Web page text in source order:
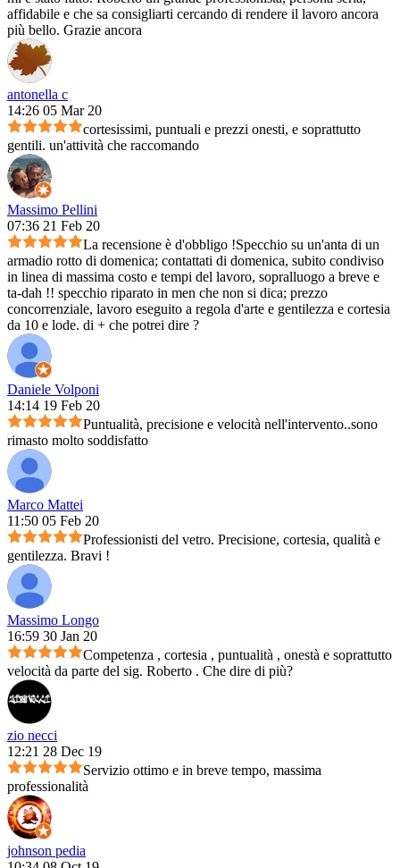
affidabile e che sa consigliarti cercando di rendere il lavoro ancora
più bello. Grazie ancora
antonella c
14:26 05 Mar 20
cortesissimi, puntuali e prezzi onesti, e soprattutto
gentili. un'attività che raccomando
Massimo Pellini
07:36 21 Feb 20
La recensione è d'obbligo !Specchio su un'anta di un
armadio rotto di domenica; contattati di domenica, subito condiviso
in linea di massima costo e tempi del lavoro, sopralluogo a breve e
ta-dah !! specchio riparato in men che non si dica; prezzo
concorrenziale, lavoro eseguito a regola d'arte e gentilezza e cortesia
da 10 e lode. di + che potrei dire ?
Daniele Volponi
14:14 19 Feb 20
Puntualità, precisione e velocità nell'intervento..sono
rimasto molto soddisfatto
Marco Mattei
11:50 05 Feb 20
Professionisti del vetro. Precisione, cortesia, qualità e
gentilezza. Bravi !
Massimo Longo
16:59 30 Jan 20
Competenza , cortesia , puntualità , onestà e soprattutto
velocità da parte del sig. Roberto . Che dire di più?
zio necci
12:21 28 Dec 19
Servizio ottimo e in breve tempo, massima
professionalità
johnson pedia